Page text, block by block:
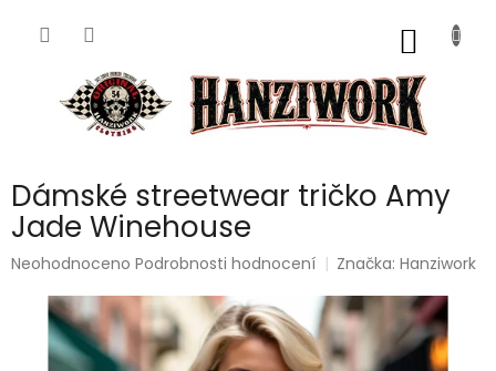
Dámské streetwear tričko Amy
Jade Winehouse
Průměrné
produktu
Neohodnoceno Podrobnosti hodnocení Značka:Hanziwork